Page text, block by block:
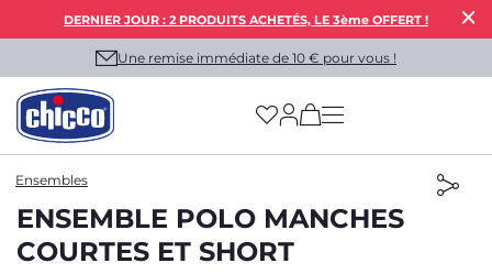
DERNIER JOUR : 2 PRODUITS ACHETÉS, LE 3ème OFFERT !
Une remise immédiate de 10 € pour vous !
(has more options
Ensembles
ENSEMBLE POLO MANCHES
COURTES ET SHORT